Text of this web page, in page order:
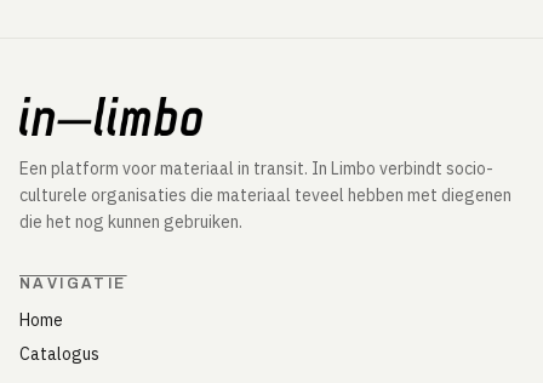
Een platform voor materiaal in transit. In Limbo verbindt socio-
culturele organisaties die materiaal teveel hebben met diegenen
die het nog kunnen gebruiken.
NAVIGATIE
Home
Catalogus